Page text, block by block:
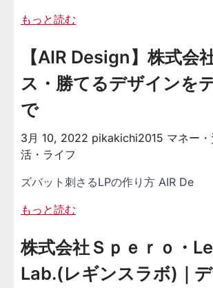
もっと読む
【AIR Design】株式会
ス・勝てるデザインを
で
3月 10, 2022 pikakichi2015 マネー
活・ライフ
ズバット刺さるLPの作り方 AIR De
もっと読む
株式会社Ｓｐｅｒｏ・
Lab.(レギンスラボ)｜